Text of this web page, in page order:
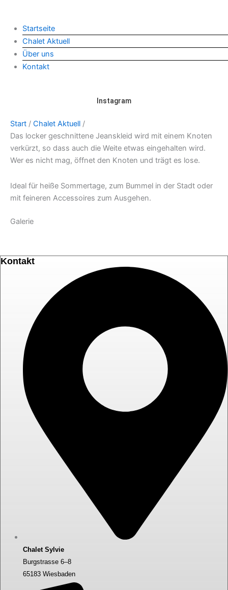
Startseite
Chalet Aktuell
Über uns
Kontakt
Instagram
Start / Chalet Aktuell /
Das locker geschnittene Jeanskleid wird mit einem Knoten
verkürzt, so dass auch die Weite etwas eingehalten wird.
Wer es nicht mag, öffnet den Knoten und trägt es lose.
Ideal für heiße Sommertage, zum Bummel in der Stadt oder
mit feineren Accessoires zum Ausgehen.
Galerie
Kontakt
Chalet Sylvie
Burgstrasse 6–8
65183 Wiesbaden